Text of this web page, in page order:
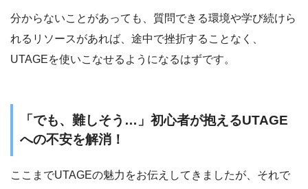
分からないことがあっても、質問できる環境や学び続けら
れるリソースがあれば、途中で挫折することなく、
UTAGEを使いこなせるようになるはずです。
「でも、難しそう…」初心者が抱えるUTAGE
への不安を解消！
ここまでUTAGEの魅力をお伝えしてきましたが、それで